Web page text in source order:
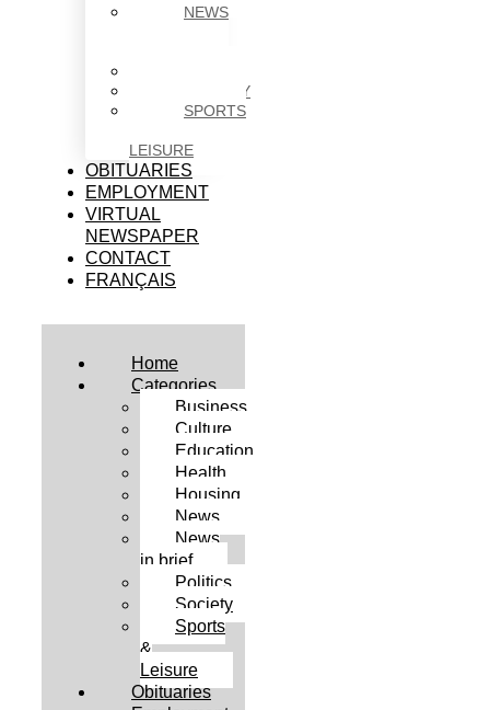
NEWS
SOCIETY
SPORTS
LEISURE
OBITUARIES
EMPLOYMENT
VIRTUAL
NEWSPAPER
CONTACT
FRANÇAIS
Home
Categories
Business
Culture
Education
Health
Housing
News
News
in brief
Politics
Society
Sports
&
Leisure
Obituaries